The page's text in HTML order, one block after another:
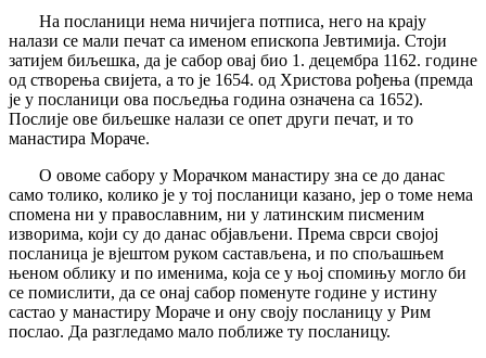
На посланици нема ничијега потписа, него на крају
налази се мали печат са именом епископа Јевтимија. Стоји
затијем биљешка, да је сабор овај био 1. децембра 1162. године
од створења свијета, а то је 1654. од Христова рођења (премда
је у посланици ова посљедња година означена са 1652).
Послије ове биљешке налази се опет други печат, и то
манастира Мораче.
О овоме сабору у Морачком манастиру зна се до данас
само толико, колико је у тој посланици казано, јер о томе нема
спомена ни у православним, ни у латинским писменим
изворима, који су до данас објављени. Према сврси својој
посланица је вјештом руком састављена, и по спољашњем
њеном облику и по именима, која се у њој спомињу могло би
се помислити, да се онај сабор поменуте године у истину
састао у манастиру Мораче и ону своју посланицу у Рим
послао. Да разгледамо мало поближе ту посланицу.